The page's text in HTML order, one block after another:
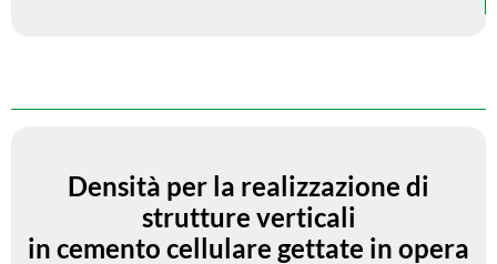
Densità per la realizzazione di
strutture verticali
in cemento cellulare gettate in opera